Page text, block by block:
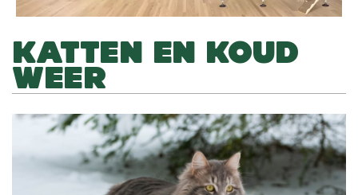
KATTEN EN KOUD
WEER